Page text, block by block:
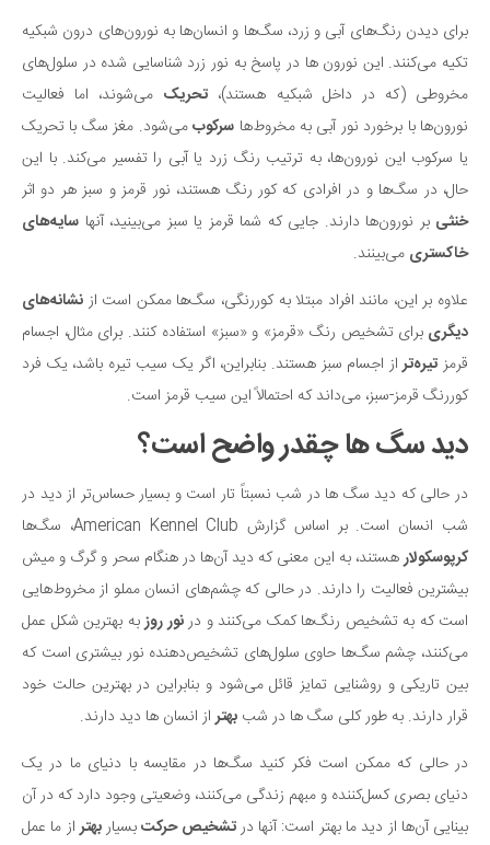
سرگرمی
دانستنی‌ها
بازی
طنز
فال
مسابقه
اخبار
برای دیدن رنگ‌های آبی و زرد، سگ‌ها و انسان‌ها به نورون‌های درون شبکیه
تکیه می‌کنند. این نورون ها در پاسخ به نور زرد شناسایی شده در سلول‌های
مخروطی (که در داخل شبکیه هستند)، تحریک می‌شوند، اما فعالیت
نورون‌ها با برخورد نور آبی به مخروط‌ها سرکوبمی‌شود. مغز سگ با تحریک
یا سرکوب این نورون‌ها، به ترتیب رنگ زرد یا آبی را تفسیر می‌کند. با این
حال، در سگ‌ها و در افرادی که کور رنگ هستند، نور قرمز و سبز هر دو اثر
خنثی بر نورون‌ها دارند. جایی که شما قرمز یا سبز می‌بینید، آنها سایه‌های
خاکستری می‌بینند.
علاوه بر این، مانند افراد مبتلا به کوررنگی، سگ‌ها ممکن است از نشانه‌های
دیگری برای تشخیص رنگ «قرمز» و «سبز» استفاده کنند. برای مثال، اجسام
قرمز تیره‌تراز اجسام سبز هستند. بنابراین، اگر یک سیب تیره باشد، یک فرد
کوررنگ قرمز-سبز، می‌داند که احتمالاً این سیب قرمز است.
دید سگ ها چقدر واضح است؟
در حالی که دید سگ‌ ها در شب نسبتاً تار است و بسیار حساس‌تر از دید در
شب انسان است. بر اساس گزارش American Kennel Club، سگ‌ها
کرپوسکولارهستند، به این معنی که دید آن‌ها در هنگام سحر و گرگ و میش
بیشترین فعالیت را دارند. در حالی که چشم‌های انسان مملو از مخروط‌هایی
است که به تشخیص رنگ‌ها کمک می‌کنند و درنور روزبه بهترین شکل عمل
می‌کنند، چشم سگ‌ها حاوی سلول‌های تشخیص‌دهنده نور بیشتری است که
بین تاریکی و روشنایی تمایز قائل می‌شود و بنابراین در بهترین حالت خود
قرار دارند. به طور کلی سگ ها در شب بهتراز انسان ها دید دارند.
در حالی که ممکن است فکر کنید سگ‌ها در مقایسه با دنیای ما در یک
دنیای بصری کسل‌کننده و مبهم زندگی می‌کنند، وضعیتی وجود دارد که در آن
بینایی آن‌ها از دید ما بهتر است: آنها درتشخیص حرکتبسیاربهتراز ما عمل